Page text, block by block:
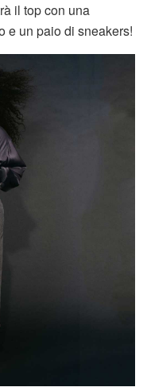
il top con una
e un paio di sneakers!